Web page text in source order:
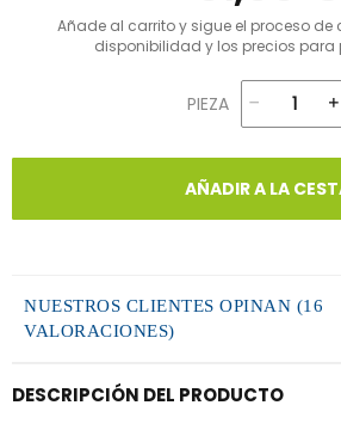
Añade al carrito y sigue el proceso de
disponibilidad y los precios para
PIEZA
AÑADIR A LA
NUESTROS CLIENTES OPINAN (16
VALORACIONES)
DESCRIPCIÓN DEL PRODUCTO